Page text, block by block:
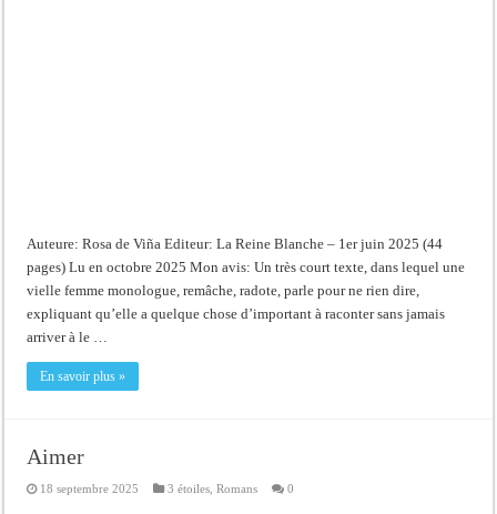
Auteure: Rosa de Viña Editeur: La Reine Blanche – 1er juin 2025 (44
pages) Lu en octobre 2025 Mon avis: Un très court texte, dans lequel une
vielle femme monologue, remâche, radote, parle pour ne rien dire,
expliquant qu’elle a quelque chose d’important à raconter sans jamais
arriver à le …
En savoir plus »
Aimer
18 septembre 2025 3 étoiles ,Romans 0